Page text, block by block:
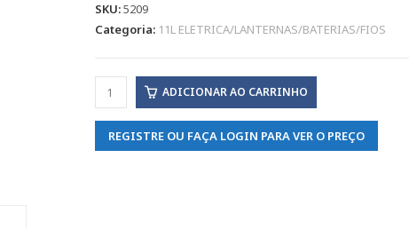
SKU:5209
Categoria: 11L ELETRICA/LANTERNAS/BATERIAS/FIOS
ADICIONAR AO CARRINHO
REGISTRE OU FAÇA LOGIN PARA VER O PREÇO